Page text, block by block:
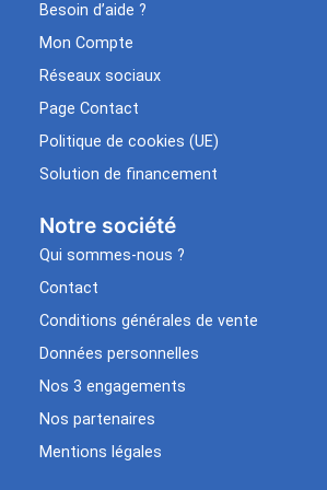
Besoin d’aide ?
Mon Compte
Réseaux sociaux
Page Contact
Politique de cookies (UE)
Solution de financement
Notre société
Qui sommes-nous ?
Contact
Conditions générales de vente
Données personnelles
Nos 3 engagements
Nos partenaires
Mentions légales